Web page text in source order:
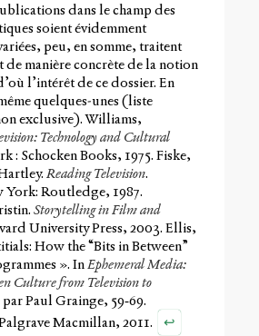
dans le champ des
soient évidemment
peu, en somme, traitent
de manière concrète de la notion
l’intérêt de ce dossier. En
quelques-unes (liste
exclusive). Williams,
Technology and Cultural
: Schocken Books, 1975. Fiske,
Reading Television.
York: Routledge, 1987.
Storytelling in Film and
University Press, 2003. Ellis,
How the “Bits in Between”
». InEphemeral Media:
Culture from Television to
Paul Grainge, 59‑69.
Macmillan, 2011.
↩